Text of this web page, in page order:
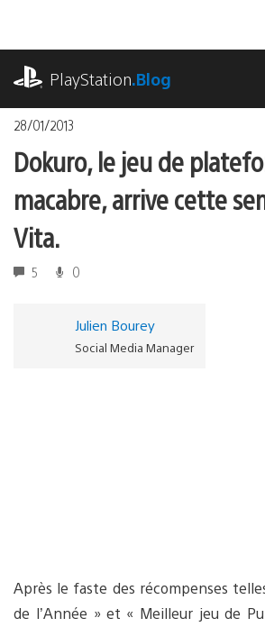
contenu
PlayStation.Blog
28/01/2013
Dokuro, le jeu de
macabre, arrive cette
Vita.
5 0
Julien Bourey
Social Media Manager
Après le faste des récompenses
de l’Année » et « Meilleur jeu de